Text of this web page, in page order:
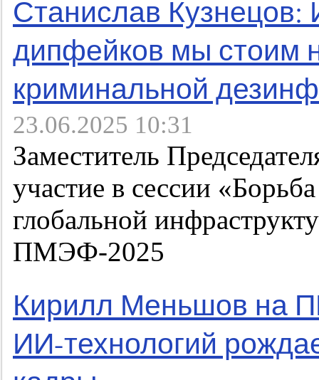
Станислав Кузнецов:
дипфейков мы стоим
криминальной
23.06.2025 10:31
Заместитель
участие в сессии
глобальной
ПМЭФ-2025
Кирилл Меньшов на
ИИ-технологий